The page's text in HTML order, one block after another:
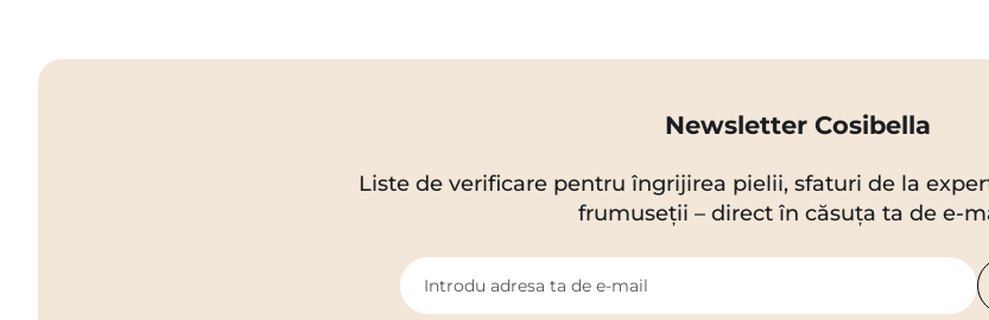
Newsletter Cosibella
Liste de verificare pentru îngrijirea pielii, sfaturi de la
frumuseții – direct în căsuța ta de e-
Introdu adresa ta de e-mail